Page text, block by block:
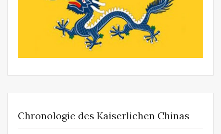
Chronologie des Kaiserlichen Chinas